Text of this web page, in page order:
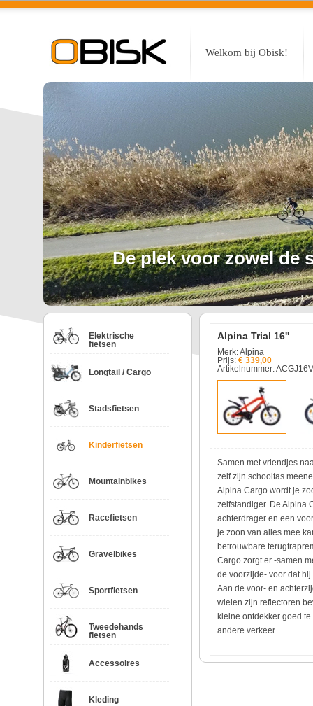
Welkom bij Obisk!
De plek voor zowel de
Elektrische
fietsen
Longtail / Cargo
Stadsfietsen
Kinderfietsen
Mountainbikes
Racefietsen
Gravelbikes
Sportfietsen
Tweedehands
fietsen
Accessoires
Kleding
Alpina Trial 16''
Merk: Alpina
Prijs: € 339,00
Artikelnummer:
Samen met vriendjes
zelf zijn schooltas
Alpina Cargo wordt je
zelfstandiger. De Alpina
achterdrager en een
je zoon van alles mee
betrouwbare
Cargo zorgt er -samen
de voorzijde- voor dat
Aan de voor- en
wielen zijn reflectoren
kleine ontdekker goed
andere verkeer.